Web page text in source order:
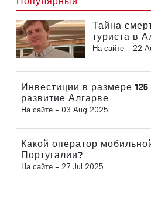
Тайна
туриста в
На сайте - 22
Инвестиции в размере
развитие Алгарве
На сайте - 03 Aug 2025
Какой оператор
Португалии?
На сайте - 27 Jul 2025